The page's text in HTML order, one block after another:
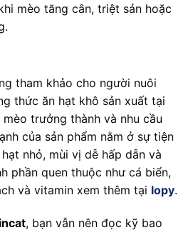
mèo tăng cân, triệt sản hoặc
tham khảo cho người nuôi
thức ăn hạt khô sản xuất tại
trưởng thành và nhu cầu
của sản phẩm nằm ở sự tiện
nhỏ, mùi vị dễ hấp dẫn và
phần quen thuộc như cá biển,
và vitamin xem thêm tại lopy.
, bạn vẫn nên đọc kỹ bao